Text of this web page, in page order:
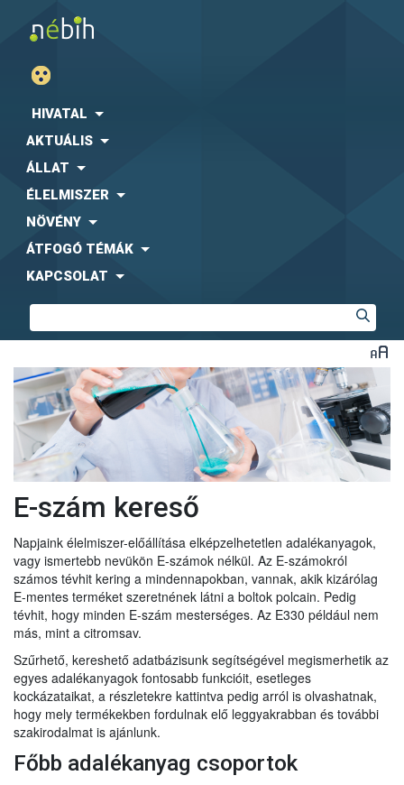
HIVATAL
AKTUÁLIS
ÁLLAT
ÉLELMISZER
NÖVÉNY
ÁTFOGÓ TÉMÁK
KAPCSOLAT
E-szám kereső
Napjaink élelmiszer-előállítása elképzelhetetlen adalékanyagok,
vagy ismertebb nevükön E-számok nélkül. Az E-számokról
számos tévhit kering a mindennapokban, vannak, akik kizárólag
E-mentes terméket szeretnének látni a boltok polcain. Pedig
tévhit, hogy minden E-szám mesterséges. Az E330 például nem
más, mint a citromsav.
Szűrhető, kereshető adatbázisunk segítségével megismerhetik az
egyes adalékanyagok fontosabb funkcióit, esetleges
kockázataikat, a részletekre kattintva pedig arról is olvashatnak,
hogy mely termékekben fordulnak elő leggyakrabban és további
szakirodalmat is ajánlunk.
Főbb adalékanyag csoportok